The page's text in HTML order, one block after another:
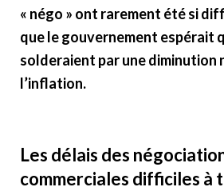
« négo » ont rarement été si
que le gouvernement espérait
solderaient par une diminution
l’inflation.
Les délais des
commerciales difficiles à